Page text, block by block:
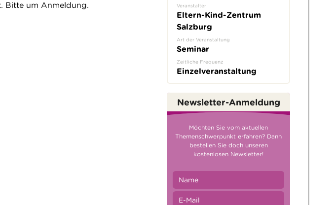
Bitte um Anmeldung.
Veranstalter
Eltern-Kind-Zentrum
Salzburg
Art der Veranstaltung
Seminar
Zeitliche Frequenz
Einzelveranstaltung
Newsletter-Anmeldung
Möchten Sie vom aktuellen
Themenschwerpunkt erfahren? Dann
bestellen Sie doch unseren
kostenlosen Newsletter!